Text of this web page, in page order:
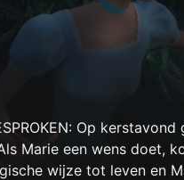
Op kerstavond
Marie een wens doet,
wijze tot leven en